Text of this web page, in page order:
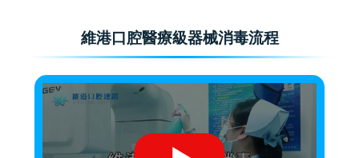
維港口腔醫療級器械消毒流程